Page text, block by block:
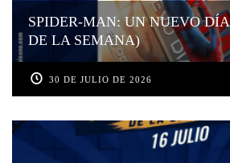
SPIDER-MAN: UN NUEVO DÍA
DE LA SEMANA)
30 DE JULIO DE 2026